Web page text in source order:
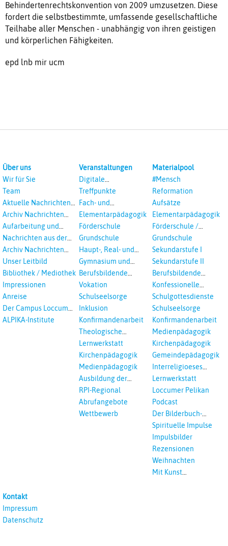
Behindertenrechtskonvention von 2009 umzusetzen. Diese
fordert die selbstbestimmte, umfassende gesellschaftliche
Teilhabe aller Menschen - unabhängig von ihren geistigen
und körperlichen Fähigkeiten.
epd lnb mir ucm
Über uns
Wir für Sie
Team
Aktuelle Nachrichten
aus dem RPI
Archiv Nachrichten
aus dem RPI ab 2018
Aufarbeitung und
Prävention
Landeskirche und EKD
Nachrichten aus der
Landeskirche
Archiv Nachrichten
aus der Landeskirche
Unser Leitbild
Bibliothek / Mediothek
Impressionen
Anreise
Der Campus Loccum
und Loccumer
ALPIKA-Institute
Veranstaltungen
Digitale
Veranstaltungen
Treffpunkte
Fach- und
Studientagungen
Elementarpädagogik
Förderschule
Grundschule
Haupt-, Real- und
Oberschule
Gymnasium und
Gesamtschule
Berufsbildende
Schulen
Vokation
Schulseelsorge
Inklusion
Konfirmandenarbeit
Theologische
Fortbildungen,
Interreligöses Lernen
Lernwerkstatt
Kirchenpädagogik
Medienpädagogik
Ausbildung der
Vikar*innen
RPI-Regional
Abrufangebote
Wettbewerb
Materialpool
#Mensch
Reformation
Aufsätze
Elementarpädagogik
Förderschule /
Inklusion
Grundschule
Sekundarstufe I
Sekundarstufe II
Berufsbildende
Schulen
Konfessionelle
Kooperation
Schulgottesdienste
Schulseelsorge
Konfirmandenarbeit
Medienpädagogik
Kirchenpädagogik
Gemeindepädagogik
Interreligioeses
Lernen
Lernwerkstatt
Loccumer Pelikan
Podcast
Der Bilderbuch-
Podcast
Spirituelle Impulse
Impulsbilder
Rezensionen
Weihnachten
Mit Kunst
Kontakt
Impressum
Datenschutz